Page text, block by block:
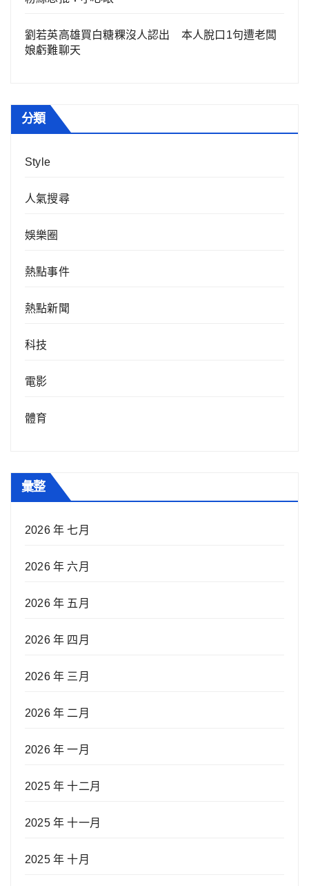
劉若英高雄買白糖粿沒人認出 本人脫口1句遭老闆
娘虧難聊天
分類
Style
人氣搜尋
娛樂圈
熱點事件
熱點新聞
科技
電影
體育
彙整
2026 年 七月
2026 年 六月
2026 年 五月
2026 年 四月
2026 年 三月
2026 年 二月
2026 年 一月
2025 年 十二月
2025 年 十一月
2025 年 十月